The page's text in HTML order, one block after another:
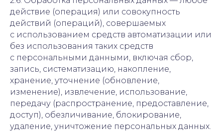
действие (операция) или совокупность
действий (операций), совершаемых
с использованием средств автоматизации или
без использования таких средств
с персональными данными, включая сбор,
запись, систематизацию, накопление,
хранение, уточнение (обновление,
изменение), извлечение, использование,
передачу (распространение, предоставление,
доступ), обезличивание, блокирование,
удаление, уничтожение персональных данных.